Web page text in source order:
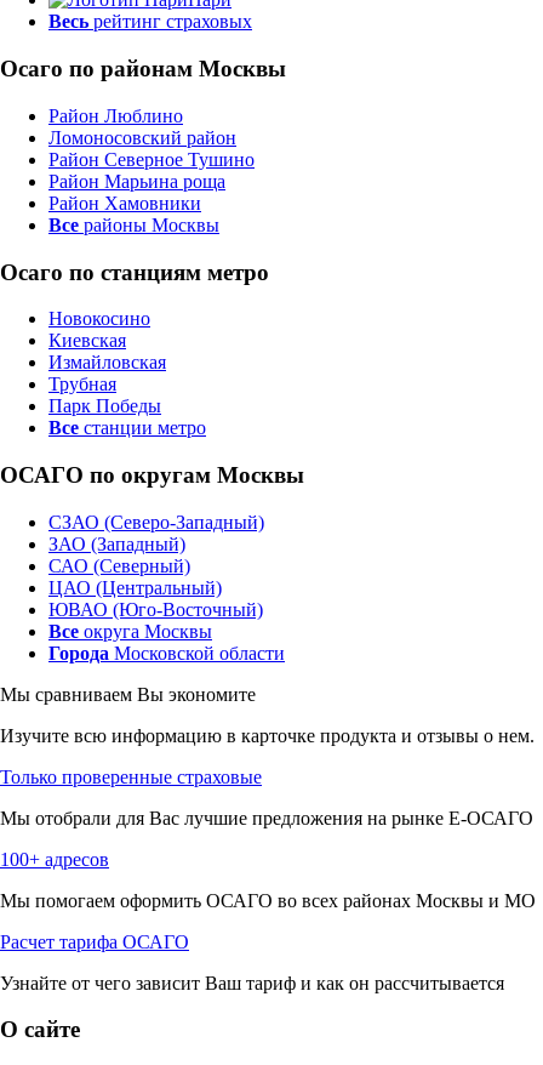
Весь рейтинг страховых
Осаго по районам Москвы
Район Люблино
Ломоносовский район
Район Северное Тушино
Район Марьина роща
Район Хамовники
Все районы Москвы
Осаго по станциям метро
Новокосино
Киевская
Измайловская
Трубная
Парк Победы
Все станции метро
ОСАГО по округам Москвы
СЗАО (Северо-Западный)
ЗАО (Западный)
САО (Северный)
ЦАО (Центральный)
ЮВАО (Юго-Восточный)
Все округа Москвы
Города Московской области
Мы сравниваем Вы экономите
Изучите всю информацию в карточке продукта и отзывы о нем.
Только проверенные страховые
Мы отобрали для Вас лучшие предложения на рынке Е-ОСАГО
100+ адресов
Мы помогаем оформить ОСАГО во всех районах Москвы и МО
Расчет тарифа ОСАГО
Узнайте от чего зависит Ваш тариф и как он рассчитывается
О сайте